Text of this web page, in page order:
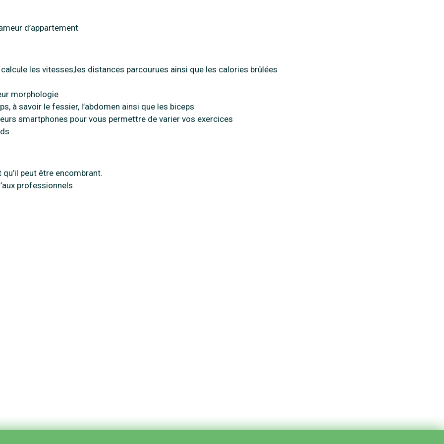
d’appartement
les vitesses,les distances parcourues ainsi que les calories brûlées
morphologie
à savoir le fessier, l’abdomen ainsi que les biceps
smartphones pour vous permettre de varier vos exercices
peut être encombrant.
professionnels